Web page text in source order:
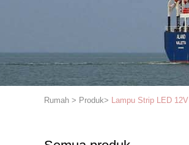
Rumah > Produk> Lampu Strip LED 12V